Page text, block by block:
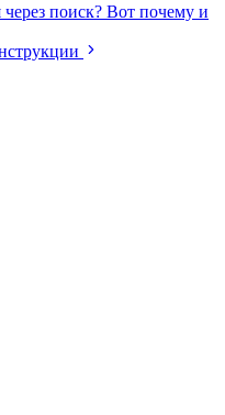
поиск? Вот почему и